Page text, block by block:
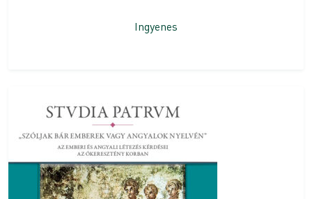
Ingyenes